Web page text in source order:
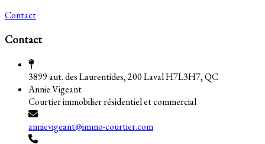
Contact
Contact
3899 aut. des Laurentides, 200 Laval H7L3H7, QC
Annie Vigeant
Courtier immobilier résidentiel et commercial
annievigeant@immo-courtier.com